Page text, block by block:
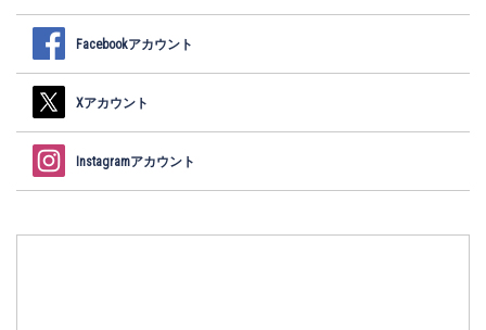
Facebookアカウント
Xアカウント
Instagramアカウント